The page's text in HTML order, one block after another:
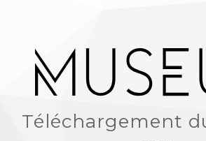
Téléchargement